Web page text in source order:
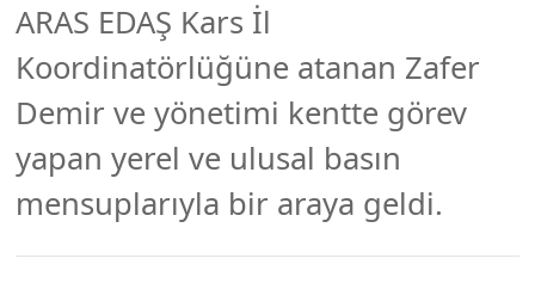
ARAS EDAŞ Kars İl
Koordinatörlüğüne atanan Zafer
Demir ve yönetimi kentte görev
yapan yerel ve ulusal basın
mensuplarıyla bir araya geldi.